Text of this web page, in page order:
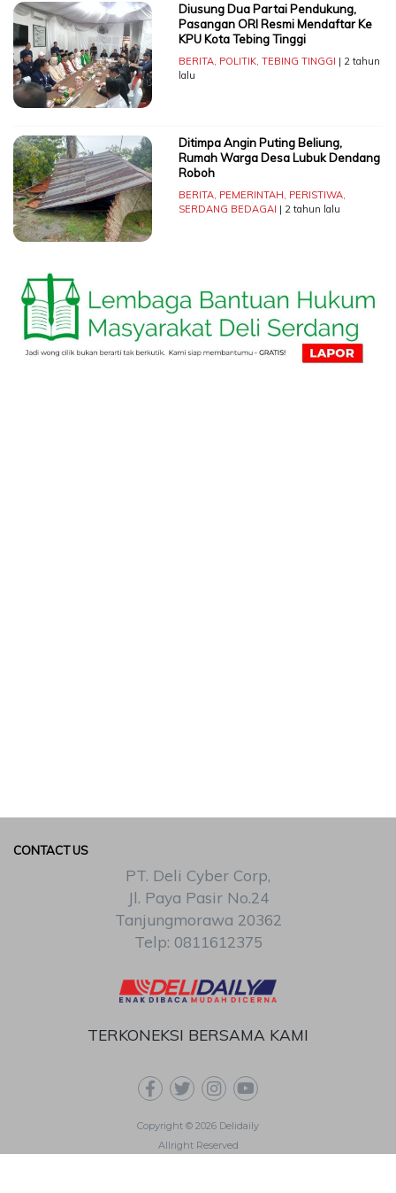
Diusung Dua Partai Pendukung,
Pasangan ORI Resmi Mendaftar Ke
KPU Kota Tebing Tinggi
BERITA, POLITIK, TEBING TINGGI | 2 tahun
lalu
Ditimpa Angin Puting Beliung,
Rumah Warga Desa Lubuk Dendang
Roboh
BERITA, PEMERINTAH, PERISTIWA,
SERDANG BEDAGAI | 2 tahun lalu
TERKONEKSI BERSAMA KAMI
Copyright © 2026 Delidaily
Allright Reserved
CONTACT US
PT. Deli Cyber Corp,
Jl. Paya Pasir No.24
Tanjungmorawa 20362
Telp: 0811612375